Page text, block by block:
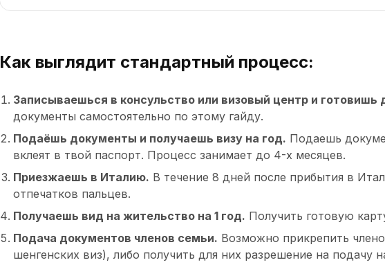
Как выглядит стандартный процесс:
Записываешься в консульство или визовый центр и готовишь
документы самостоятельно по этому гайду.
Подаёшь документы и получаешь визу на год. Подаешь
вклеят в твой паспорт. Процесс занимает до 4-х месяцев.
Приезжаешь в Италию. В течение 8 дней после прибытия в
отпечатков пальцев.
Получаешь вид на жительство на 1 год. Получить готовую
Подача документов членов семьи. Возможно прикрепить
шенгенских виз), либо получить для них разрешение на подачу